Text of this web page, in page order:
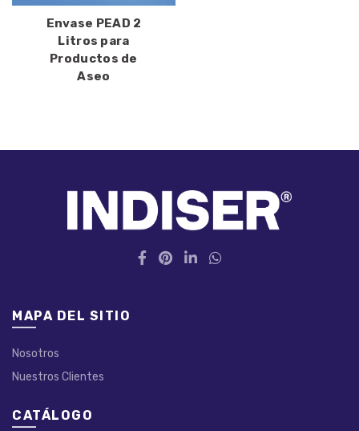
Envase PEAD 2
Litros para
Productos de
Aseo
MAPA DEL SITIO
Nosotros
Nuestros Clientes
CATÁLOGO